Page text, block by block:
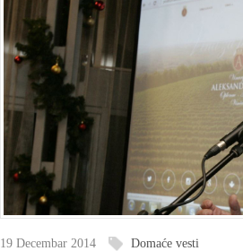
19 Decembar 2014 Domaće vesti